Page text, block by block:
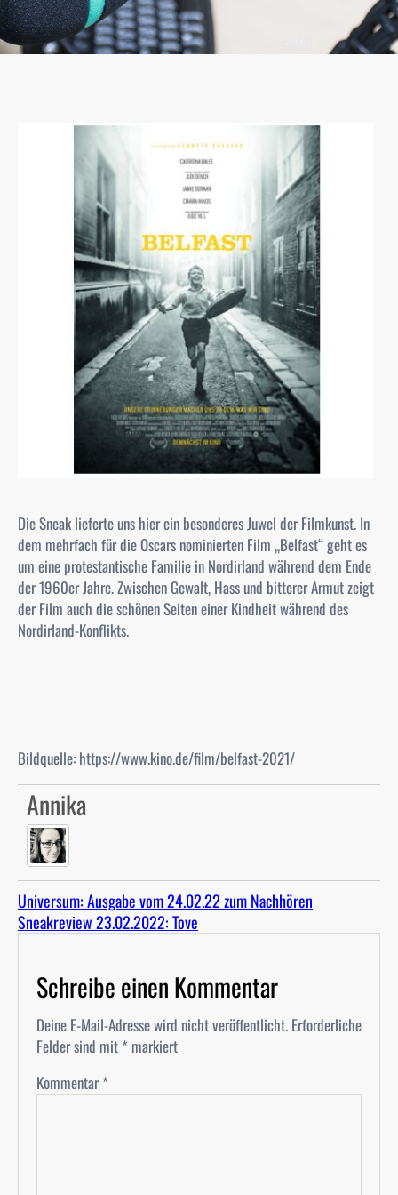
Die Sneak lieferte uns hier ein besonderes Juwel der Filmkunst. In
dem mehrfach für die Oscars nominierten Film „Belfast“ geht es
um eine protestantische Familie in Nordirland während dem Ende
der 1960er Jahre. Zwischen Gewalt, Hass und bitterer Armut zeigt
der Film auch die schönen Seiten einer Kindheit während des
Nordirland-Konflikts.
Bildquelle: https://www.kino.de/film/belfast-2021/
Annika
Universum: Ausgabe vom 24.02.22 zum Nachhören
Sneakreview 23.02.2022: Tove
Schreibe einen Kommentar
Deine E-Mail-Adresse wird nicht veröffentlicht. Erforderliche
Felder sind mit * markiert
Kommentar*